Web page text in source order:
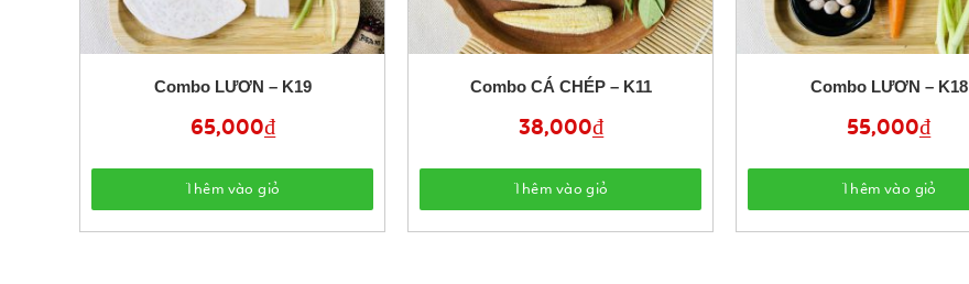
Combo LƯƠN – K19
65,000₫
Thêm vào giỏ
Combo CÁ CHÉP – K11
38,000₫
Thêm vào giỏ
Combo LƯƠN – K18
55,000₫
Thêm vào giỏ